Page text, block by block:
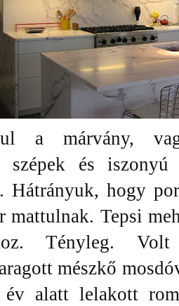
a márvány,
szépek és
Hátrányuk, hogy
mattulnak. Tepsi
Tényleg. Volt
mészkő
év alatt lelakott